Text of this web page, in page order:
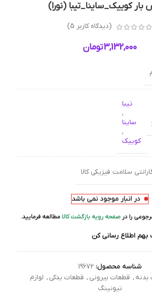
بار کوییک_ساینا_تیبا (نورا)
(دیدگاه کاربر 5
)
3,132,000تومان
تیبا
,
ساینا
,
کوییک
سلامت فیزیکی کالا
در انبار موجود نمی باشد
را در صفحه رویه بازگشت کالامطالعه فرمایید.
بهم اطلاع رسانی کن
شناسه محصول: 19672
بدنه , قطعات بیرونی , قطعات یدکی , لوازم
تیونینگ